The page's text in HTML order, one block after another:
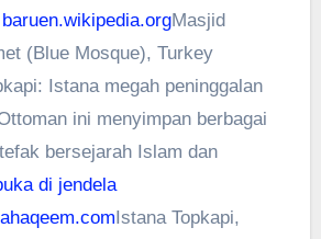
en.wikipedia.orgMasjid
(Blue Mosque), Turkey
Istana megah peninggalan
ini menyimpan berbagai
bersejarah Islam dan
di jendela
Istana Topkapi,